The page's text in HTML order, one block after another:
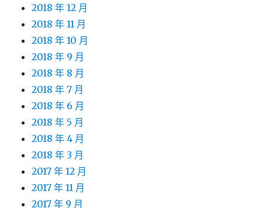
2018 年 12 月
2018 年 11 月
2018 年 10 月
2018 年 9 月
2018 年 8 月
2018 年 7 月
2018 年 6 月
2018 年 5 月
2018 年 4 月
2018 年 3 月
2017 年 12 月
2017 年 11 月
2017 年 9 月